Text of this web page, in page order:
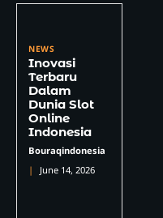
NEWS
Inovasi
Terbaru
Dalam
Dunia Slot
Online
Indonesia
Bouraqindonesia
June 14, 2026